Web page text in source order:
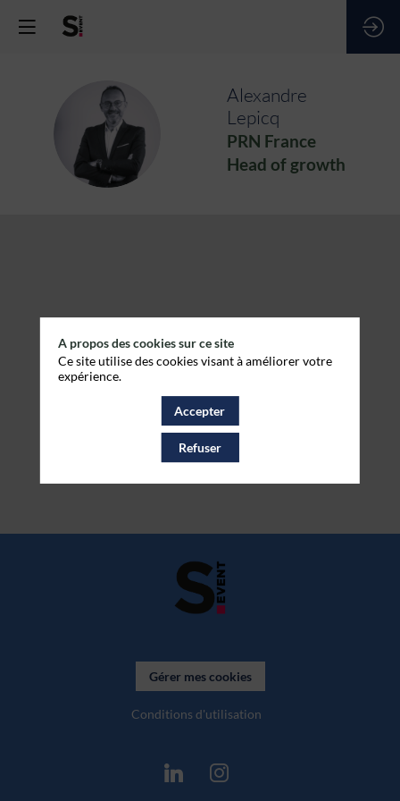
AL
Alexandre
Lepicq
PRN France
Head of growth
Gérer mes cookies
Conditions d'utilisation
A propos des cookies sur ce site
Ce site utilise des cookies visant à améliorer votre
expérience.
Accepter
Refuser